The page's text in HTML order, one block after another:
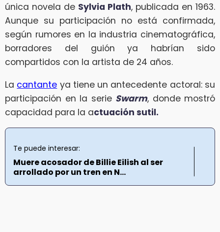
única novela de Sylvia Plath, publicada en 1963.
Aunque su participación no está confirmada,
según rumores en la industria cinematográfica,
borradores del guión ya habrían sido
compartidos con la artista de 24 años.
La cantante ya tiene un antecedente actoral: su
participación en la serie Swarm, donde mostró
capacidad para la actuación sutil.
Te puede interesar:
Muere acosador de Billie Eilish al ser
arrollado por un tren en N...